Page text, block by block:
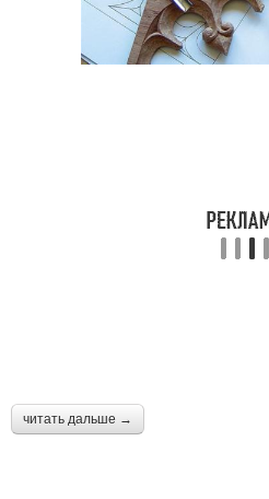
читать дальше →